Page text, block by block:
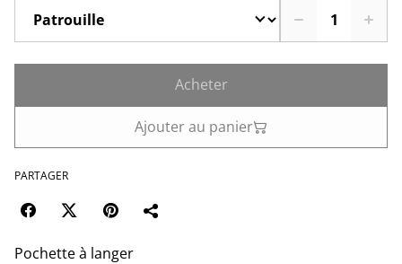
Acheter
Ajouter au panier
PARTAGER
Pochette à langer